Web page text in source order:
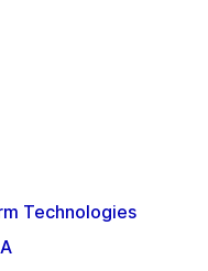
Technologies